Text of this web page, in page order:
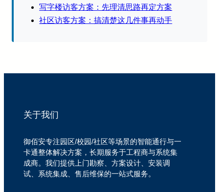
写字楼访客方案：先理清思路再定方案
社区访客方案：搞清楚这几件事再动手
关于我们
御佰安专注园区/校园/社区等场景的智能通行与一
卡通整体解决方案，长期服务于工程商与系统集
成商。我们提供上门勘察、方案设计、安装调
试、系统集成、售后维保的一站式服务。